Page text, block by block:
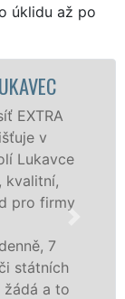
úklidu až po
nabízíme
státní
kraji